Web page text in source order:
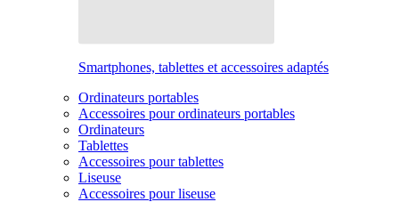
Smartphones, tablettes et accessoires adaptés
Ordinateurs portables
Accessoires pour ordinateurs portables
Ordinateurs
Tablettes
Accessoires pour tablettes
Liseuse
Accessoires pour liseuse